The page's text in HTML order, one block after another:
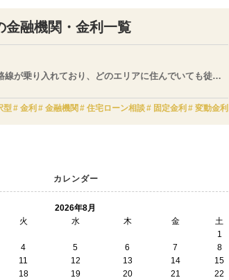
金融機関・金利一覧
が乗り入れており、どのエリアに住んでいても徒歩
住宅ローン金利を押さえていきましょう。
型 金利 金融機関 住宅ローン相談 固定金利 変動金利
カレンダー
2026年8月
火 水 木 金
土
1
4 5 6 7
8
11 12 13 14
15
18 19 20 21
22